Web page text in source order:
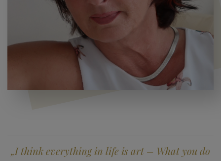
„I think everything in life is art – What you do